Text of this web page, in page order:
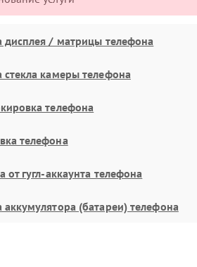
дисплея / матрицы телефона
стекла камеры телефона
телефона
телефона
от гугл-аккаунта телефона
аккумулятора (батареи) телефона